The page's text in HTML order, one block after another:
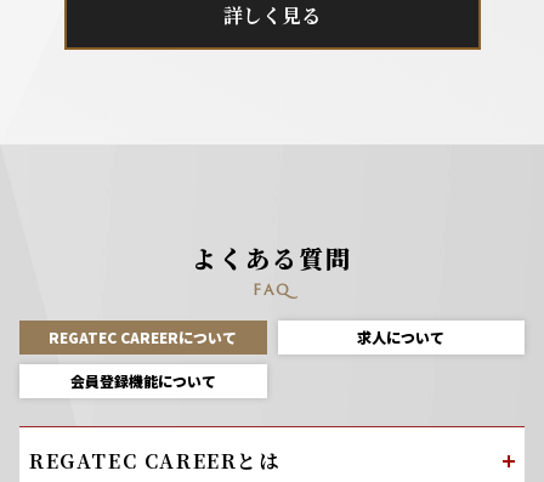
詳しく見る
よくある質問
FAQ
REGATEC CAREERについて 求人について
会員登録機能について
REGATEC CAREERとは